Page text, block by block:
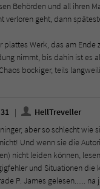
Behörden und all ihren
verloren geht, dann
plattes Werk, das am Ende
nimmt, bis dahin ist es
bockiger, teils
HellTreveller
aber so schlecht wie
Und wenn sie die
nicht leiden können,
und Situationen die
P. James gelesen...... na